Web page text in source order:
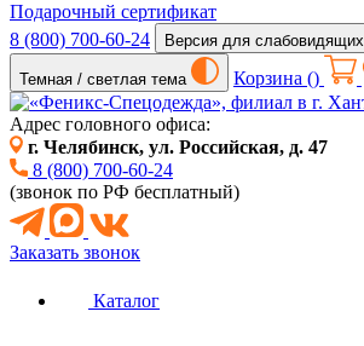
Подарочный сертификат
8 (800) 700-60-24
Версия для слабовидящих
Темная / светлая тема Корзина ()
Адрес головного офиса:
г. Челябинск, ул. Российская, д. 47
8 (800) 700-60-24
(звонок по РФ бесплатный)
Заказать звонок
Каталог